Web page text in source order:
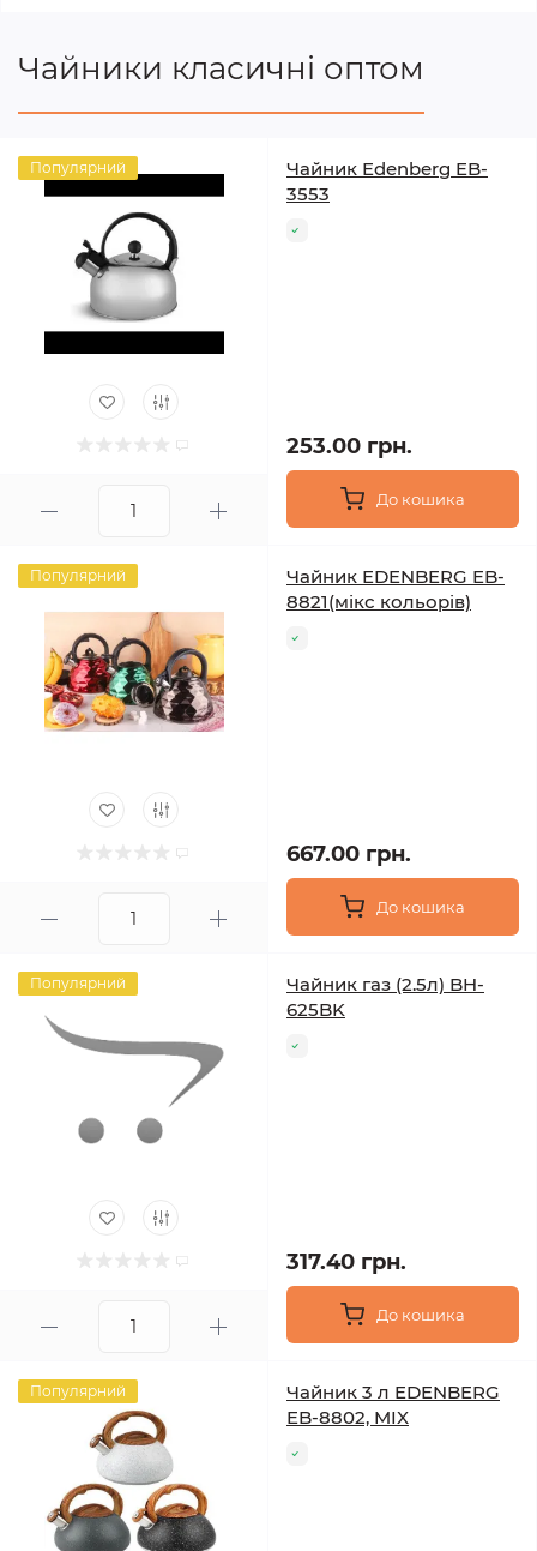
Чайники класичні оптом
Популярний
Чайник Edenberg EB-
3553
253.00 грн.
До кошика
Популярний
Чайник EDENBERG EB-
8821(мікс кольорів)
667.00 грн.
До кошика
Популярний
Чайник газ (2.5л) BH-
625BK
317.40 грн.
До кошика
Популярний
Чайник 3 л EDENBERG
EB-8802, MIX